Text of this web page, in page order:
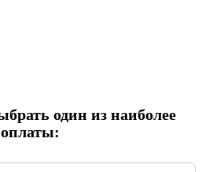
один из наиболее